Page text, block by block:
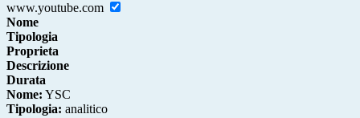
www.youtube.com
Nome
Tipologia
Proprieta
Descrizione
Durata
Nome: YSC
Tipologia: analitico